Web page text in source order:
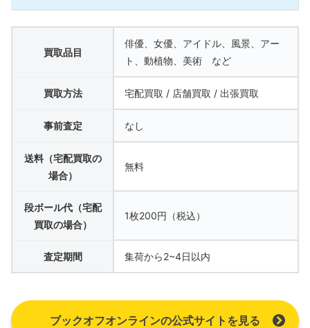
買取品目
俳優、女優、アイドル、風景、アー
ト、動植物、美術 など
買取方法 宅配買取 / 店舗買取 / 出張買取
事前査定 なし
送料（宅配買取の
場合）
無料
段ボール代（宅配
買取の場合）
1枚200円（税込）
査定期間 集荷から2~4日以内
ブックオフオンラインの公式サイトを見る